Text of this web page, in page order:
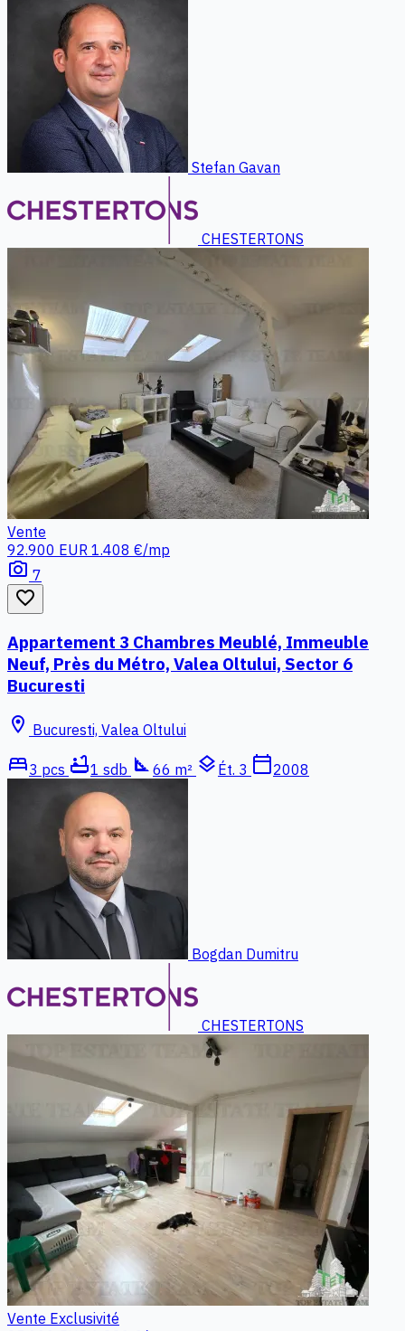
Stefan Gavan
CHESTERTONS
Vente
92.900 EUR 1.408 €/mp
photo_camera 7
favorite_border
Appartement 3 Chambres Meublé, Immeuble
Neuf, Près du Métro, Valea Oltului, Sector 6
Bucuresti
location_on Bucuresti, Valea Oltului
bed3 pcs bathtub1 sdb square_foot 66 m² layers Ét. 3 calendar_today2008
Bogdan Dumitru
CHESTERTONS
Vente Exclusivité